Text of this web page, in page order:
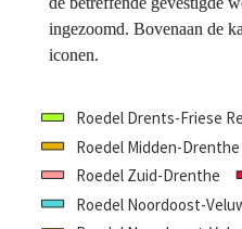
ingezoomd. Bovenaan de
iconen.